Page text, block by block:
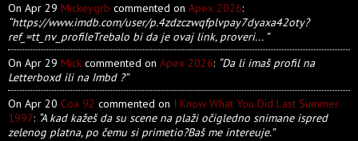
On Apr 29 Mickeygrb commented on Apex 2026:
“https://www.imdb.com/user/p.4zdzczwqfplvpay7dyaxa42oty?
ref_=tt_nv_profileTrebalo bi da je ovaj link, proveri... ”
On Apr 29 Mick commented on Apex 2026: “Da li imaš profil na
Letterboxd ili na Imbd ?”
On Apr 20 Coa 92 commented on I Know What You Did Last Summer
1997: “A kad kažeš da su scene na plaži očigledno snimane ispred
zelenog platna, po čemu si primetio?Baš me intereuje.”